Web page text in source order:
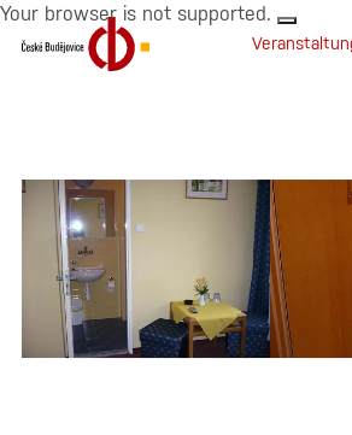
Your browser is not supported.